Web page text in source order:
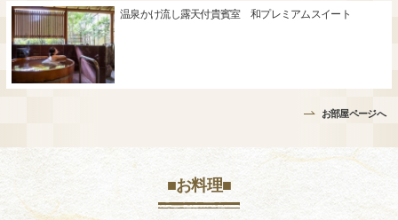
温泉かけ流し露天付貴賓室 和プレミアムスイート
お部屋ページへ
■お料理■